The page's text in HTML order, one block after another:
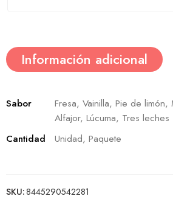
Información adicional
Sabor
Fresa, Vainilla, Pie de
Alfajor, Lúcuma, Tres leches
Cantidad
Unidad, Paquete
SKU:8445290542281